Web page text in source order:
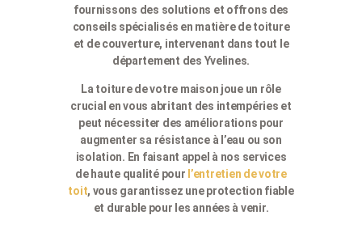
fournissons des solutions et offrons des
conseils spécialisés en matière de toiture
et de couverture, intervenant dans tout le
département des Yvelines.
La toiture de votre maison joue un rôle
crucial en vous abritant des intempéries et
peut nécessiter des améliorations pour
augmenter sa résistance à l’eau ou son
isolation. En faisant appel à nos services
de haute qualité pour l’entretien de votre
toit, vous garantissez une protection fiable
et durable pour les années à venir.